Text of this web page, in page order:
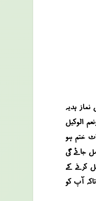
میں آپ دو نفل نماز ہدیہ
ادا کرنے کے بعد آپ 450 مرتبہ حسبنا اللہ ونعم الوکیل
مشکلاٹ ختم ہو
جائے گی
کرنے کے
تاکہ آپ کو